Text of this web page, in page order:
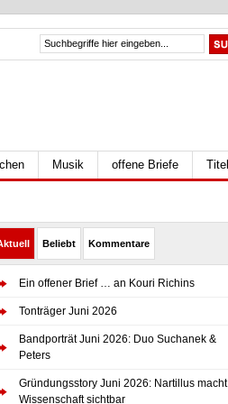
Musik offene Briefe Titel
Beliebt Kommentare
Ein offener Brief … an Kouri Richins
Tonträger Juni 2026
Bandporträt Juni 2026: Duo Suchanek &
Peters
Gründungsstory Juni 2026: Nartillus macht
Wissenschaft sichtbar